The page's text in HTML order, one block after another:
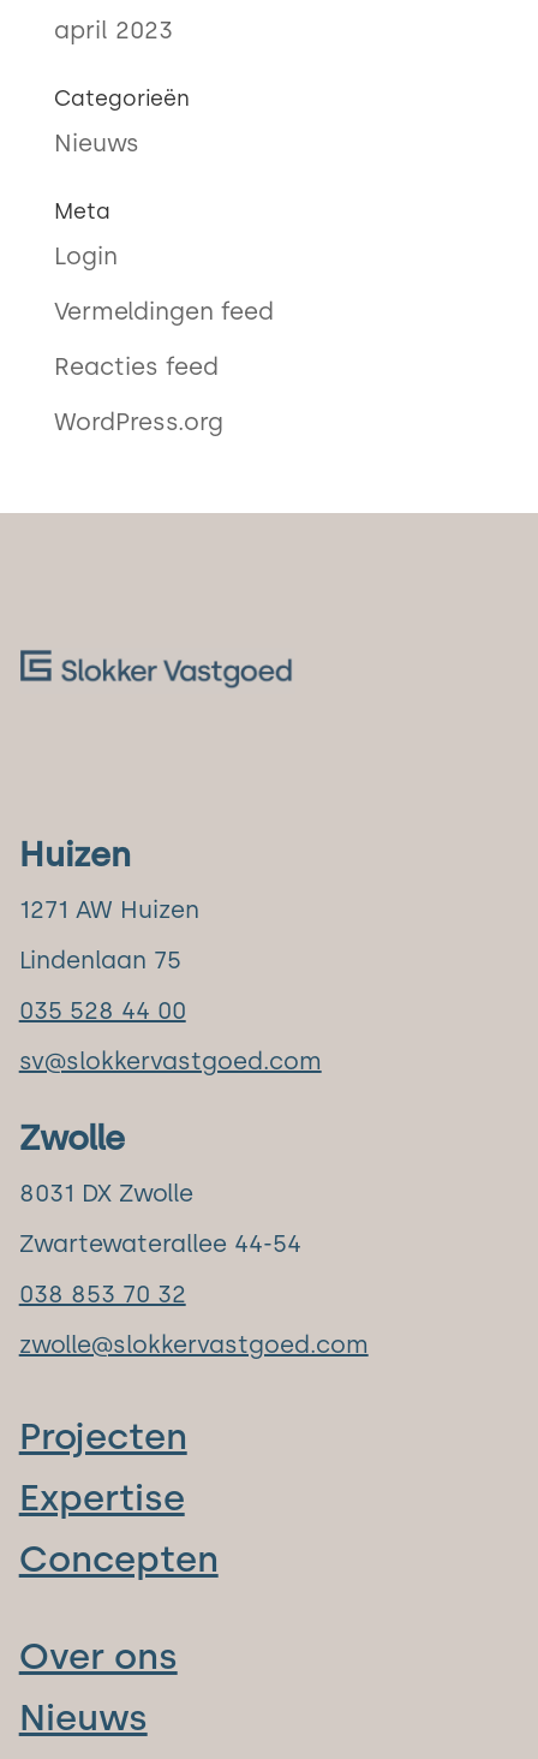
april 2023
Categorieën
Nieuws
Meta
Login
Vermeldingen feed
Reacties feed
WordPress.org
Huizen
1271 AW Huizen
Lindenlaan 75
035 528 44 00
sv@slokkervastgoed.com
Zwolle
8031 DX Zwolle
Zwartewaterallee 44-54
038 853 70 32
zwolle@slokkervastgoed.com
Projecten
Expertise
Concepten
Over ons
Nieuws